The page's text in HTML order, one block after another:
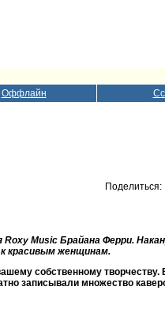
Оффлайн
Поделиться:
Music Брайана Ферри.
к красивым женщинам.
собственному творчеству.
записывали множество